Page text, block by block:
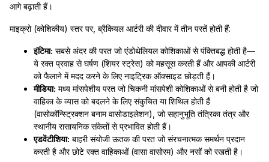
आगे बढ़ाती हैं।
माइक्रो (कोशिकीय) स्तर पर, ब्रैकियल आर्टरी की दीवार में तीन परतें होती हैं:
इंटिमा: सबसे अंदर की परत जो एंडोथेलियल कोशिकाओं से पंक्तिबद्ध होती है—
ये रक्त प्रवाह से घर्षण (शियर स्ट्रेस) को महसूस करती हैं और आपकी आर्टरी
को फैलाने में मदद करने के लिए नाइट्रिक ऑक्साइड छोड़ती हैं।
मीडिया: मध्य मांसपेशीय परत जो चिकनी मांसपेशी कोशिकाओं से बनी होती है जो
वाहिका के व्यास को बदलने के लिए संकुचित या शिथिल होती हैं
(वासोकॉन्स्ट्रिक्शन बनाम वासोडाइलेशन), जो सहानुभूति तंत्रिका तंत्र और
स्थानीय रासायनिक संकेतों से प्रभावित होती हैं।
एडवेंटीशिया: बाहरी संयोजी ऊतक की परत जो संरचनात्मक समर्थन प्रदान
करती है और छोटे रक्त वाहिकाओं (वासा वासोरम) और नसों को रखती है।